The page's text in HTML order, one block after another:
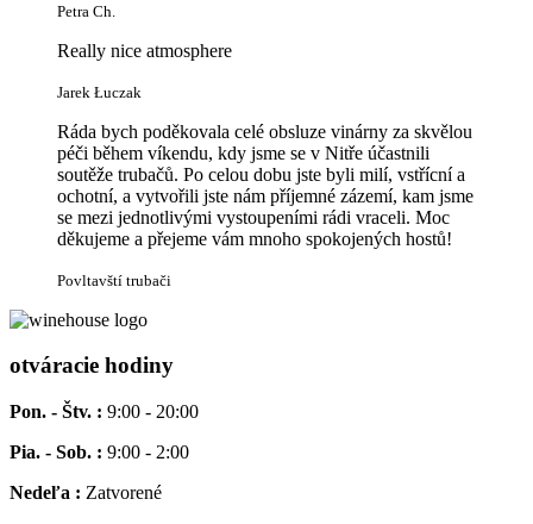
Petra Ch.
Really nice atmosphere
Jarek Łuczak
Ráda bych poděkovala celé obsluze vinárny za skvělou
péči během víkendu, kdy jsme se v Nitře účastnili
soutěže trubačů. Po celou dobu jste byli milí, vstřícní a
ochotní, a vytvořili jste nám příjemné zázemí, kam jsme
se mezi jednotlivými vystoupeními rádi vraceli. Moc
děkujeme a přejeme vám mnoho spokojených hostů!
Povltavští trubači
otváracie hodiny
Pon. - Štv. : 9:00 - 20:00
Pia. - Sob. : 9:00 - 2:00
Nedeľa : Zatvorené